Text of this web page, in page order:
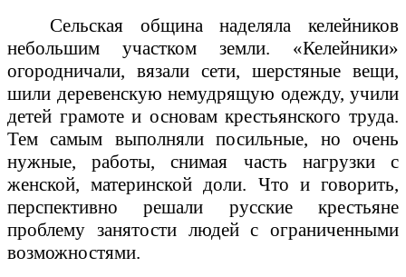
Сельская община наделяла келейников
небольшим участком земли. «Келейники»
огородничали, вязали сети, шерстяные вещи,
шили деревенскую немудрящую одежду, учили
детей грамоте и основам крестьянского труда.
Тем самым выполняли посильные, но очень
нужные, работы, снимая часть нагрузки с
женской, материнской доли. Что и говорить,
перспективно решали русские крестьяне
проблему занятости людей с ограниченными
возможностями.